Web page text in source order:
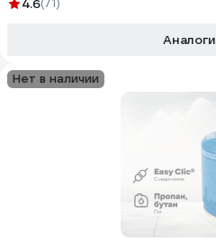
4.6(71)
Аналоги
Нет в наличии